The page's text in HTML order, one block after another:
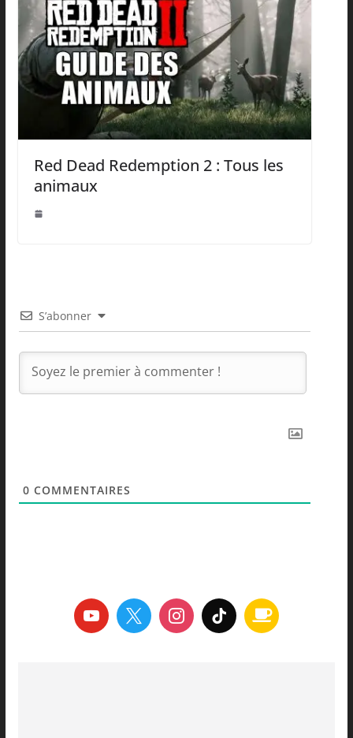
Red Dead Redemption 2 : Tous les
animaux
S’abonner
0 COMMENTAIRES